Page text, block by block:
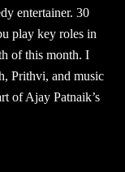
entertainer. 30
play key roles in
of this month. I
Prithvi, and music
of Ajay Patnaik’s